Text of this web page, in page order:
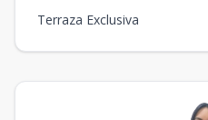
Terraza Exclusiva